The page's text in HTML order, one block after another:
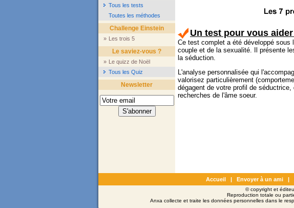
Tous les tests
Toutes les méthodes
Challenge Einstein
» Les trois 5
Le saviez-vous ?
» Le quizz de Noël
Tous les Quiz
Newsletter
Un test pour vous
Ce test complet a été développé sous
couple et de la sexualité. Il présente
la séduction.
L'analyse personnalisée qui
valorisez particulièrement
dégagent de votre profil de
recherches de l'âme soeur.
Accueil | Envoyer à un ami |
© copyright et
Reproduction totale ou
Anxa collecte et traite les données personnelles dans le